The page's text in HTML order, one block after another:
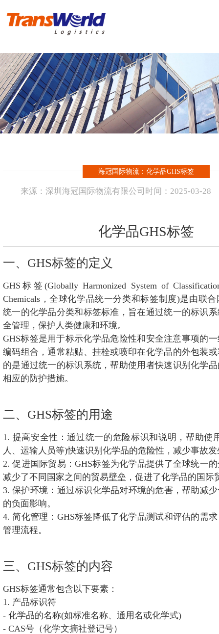
首 页
危险品物流
化工品物流
实例操作方案
新闻资讯
海外网络
海冠国际物流：化学品GHS标签
来源： 深圳海冠国际物流有限公司 时间： 2025-03-28
化学品GHS标签
一、GHS标签的定义
GHS标签(Globally Harmonized System of
Chemicals，全球化学品统一分类和标签制度)是由联
统一的化学品分类和标签标准，旨在通过统一的标识
全管理，保护人类健康和环境。
GHS标签是用于标示化学品危险性和安全注意事项的
编码组合，通常粘贴、挂栓或喷印在化学品的外包装
的是通过统一的标识系统，帮助使用者快速识别化学
相应的防护措施。
二、GHS标签的用途
1. 提高安全性：通过统一的危险标识和说明，帮助使
人、运输人员等)快速识别化学品的危险性，减少事故
2. 促进国际贸易：GHS标签为化学品提供了全球统一
减少了不同国家之间的贸易壁垒，促进了化学品的国际
3. 保护环境：通过标识化学品对环境的危害，帮助减
的负面影响。
4. 简化管理：GHS标签降低了化学品测试和评估的需
管理流程。
三、GHS标签的内容
GHS标签通常包含以下要素：
1. 产品标识符
- 化学品的名称(如标准名称、通用名或化学式)
- CAS号（化学文摘社登记号）